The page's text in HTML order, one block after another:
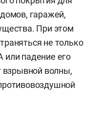
гаражей,
При этом
не только
падение его
взрывной волны,